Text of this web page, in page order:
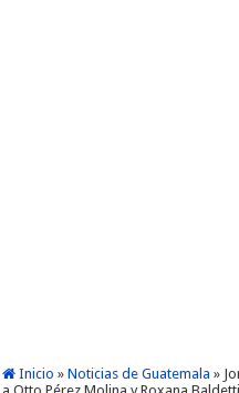
Inicio » Noticias de Guatemala »